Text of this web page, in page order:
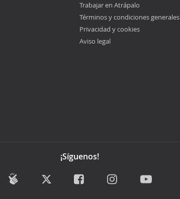
Trabajar en Atrápalo
Términos y condiciones generales
Privacidad y cookies
Aviso legal
¡Síguenos!